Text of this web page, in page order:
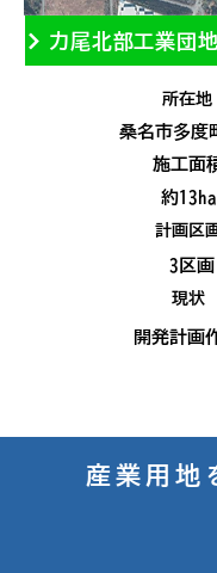
所在地
桑名市多度
施工面
約13ha
計画区
3区画
現状
開発計画
力尾北部工業団地
産業用地